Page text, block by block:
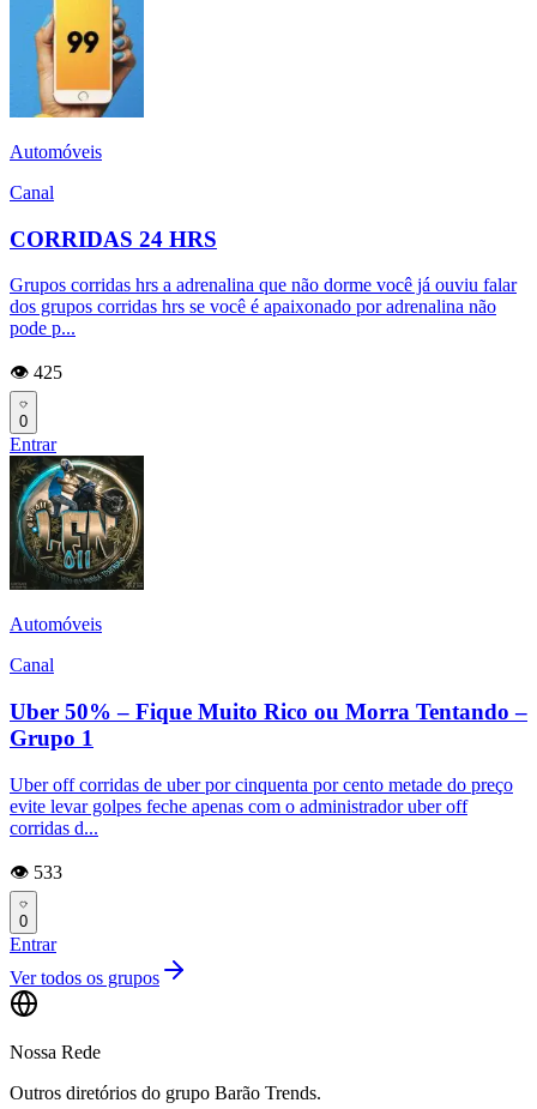
Automóveis
Canal
CORRIDAS 24 HRS
Grupos corridas hrs a adrenalina que não dorme você já ouviu falar
dos grupos corridas hrs se você é apaixonado por adrenalina não
pode p...
👁️ 425
0
Entrar
Automóveis
Canal
Uber 50% – Fique Muito Rico ou Morra Tentando –
Grupo 1
Uber off corridas de uber por cinquenta por cento metade do preço
evite levar golpes feche apenas com o administrador uber off
corridas d...
👁️ 533
0
Entrar
Ver todos os grupos
Nossa Rede
Outros diretórios do grupo Barão Trends.